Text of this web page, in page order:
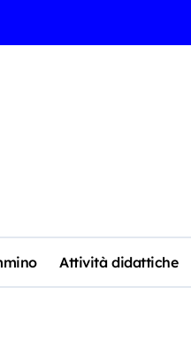
Attività didattiche